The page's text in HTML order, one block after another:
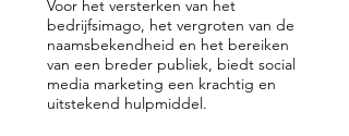
Voor het versterken van het
bedrijfsimago, het vergroten van de
naamsbekendheid en het bereiken
van een breder publiek, biedt social
media marketing een krachtig en
uitstekend hulpmiddel.